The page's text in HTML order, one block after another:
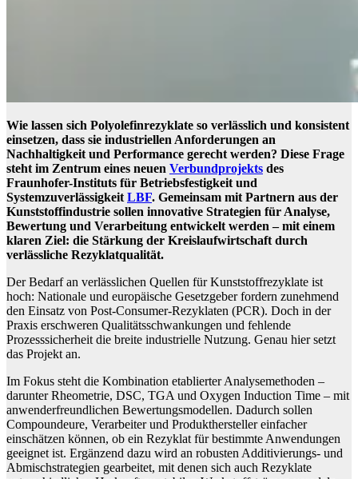
Wie lassen sich Polyolefinrezyklate so verlässlich und konsistent
einsetzen, dass sie industriellen Anforderungen an
Nachhaltigkeit und Performance gerecht werden? Diese Frage
steht im Zentrum eines neuen Verbundprojekts des
Fraunhofer-Instituts für Betriebsfestigkeit und
Systemzuverlässigkeit LBF. Gemeinsam mit Partnern aus der
Kunststoffindustrie sollen innovative Strategien für Analyse,
Bewertung und Verarbeitung entwickelt werden – mit einem
klaren Ziel: die Stärkung der Kreislaufwirtschaft durch
verlässliche Rezyklatqualität.
Der Bedarf an verlässlichen Quellen für Kunststoffrezyklate ist
hoch: Nationale und europäische Gesetzgeber fordern zunehmend
den Einsatz von Post-Consumer-Rezyklaten (PCR). Doch in der
Praxis erschweren Qualitätsschwankungen und fehlende
Prozesssicherheit die breite industrielle Nutzung. Genau hier setzt
das Projekt an.
Im Fokus steht die Kombination etablierter Analysemethoden –
darunter Rheometrie, DSC, TGA und Oxygen Induction Time – mit
anwenderfreundlichen Bewertungsmodellen. Dadurch sollen
Compoundeure, Verarbeiter und Produkthersteller einfacher
einschätzen können, ob ein Rezyklat für bestimmte Anwendungen
geeignet ist. Ergänzend dazu wird an robusten Additivierungs- und
Abmischstrategien gearbeitet, mit denen sich auch Rezyklate